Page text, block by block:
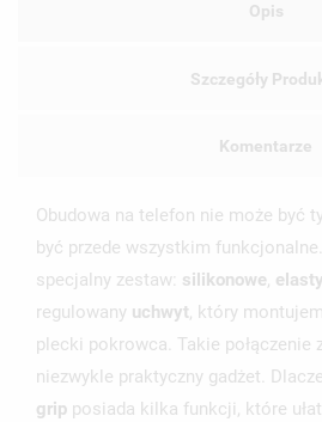
Opis
Szczegóły
Komentarze
Obudowa na telefon nie może być
być przede wszystkim
specjalny zestaw: silikonowe,
regulowany uchwyt, który
plecki pokrowca. Takie połączenie
niezwykle praktyczny gadżet.
grip posiada kilka funkcji, które